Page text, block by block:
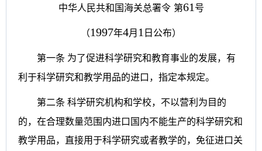
中华人民共和国海关总署令 第61 号
（1997年4月 1 日公布）
第一条 为了促进科学研究和教育事业的发展，有
利于科学研究和教学用品的进口，指定本规定。
第二条 科学研究机构和学校，不以营利为目的
的，在合理数量范围内进口国内不能生产的科学研究和
教学用品，直接用于科学研究或者教学的，免征进口关